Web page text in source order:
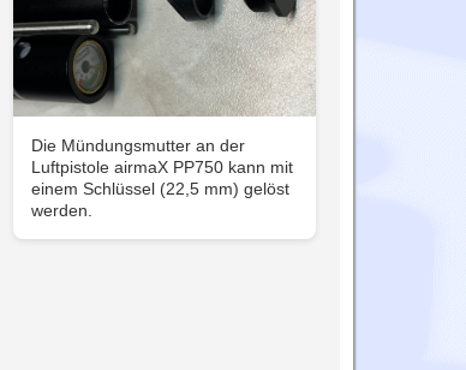
Die Mündungsmutter an der
Luftpistole airmaX PP750 kann mit
einem Schlüssel (22,5 mm) gelöst
werden.